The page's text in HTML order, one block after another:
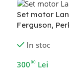
Set motor
Ferguson,
In stoc
30000 Lei